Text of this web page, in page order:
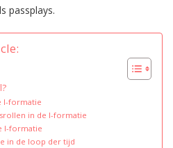
passplays.
I-formatie
in de I-formatie
I-formatie
in de loop der tijd